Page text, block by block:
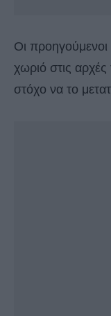
Οι προηγούμενοι
χωριό στις αρχές
στόχο να το